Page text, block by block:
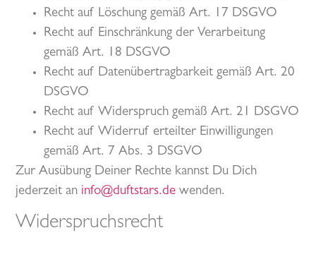
Recht auf Löschung gemäß Art. 17 DSGVO
Recht auf Einschränkung der Verarbeitung
gemäß Art. 18 DSGVO
Recht auf Datenübertragbarkeit gemäß Art. 20
DSGVO
Recht auf Widerspruch gemäß Art. 21 DSGVO
Recht auf Widerruf erteilter Einwilligungen
gemäß Art. 7 Abs. 3 DSGVO
Zur Ausübung Deiner Rechte kannst Du Dich
jederzeit an info@duftstars.de wenden.
Widerspruchsrecht